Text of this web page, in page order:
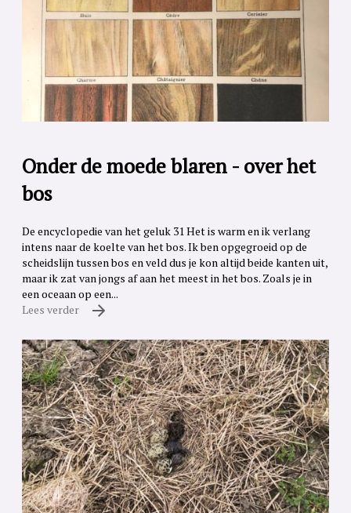
Onder de moede blaren - over het
bos
De encyclopedie van het geluk 31 Het is warm en ik verlang
intens naar de koelte van het bos. Ik ben opgegroeid op de
scheidslijn tussen bos en veld dus je kon altijd beide kanten uit,
maar ik zat van jongs af aan het meest in het bos. Zoals je in
een oceaan op een...
Lees verder